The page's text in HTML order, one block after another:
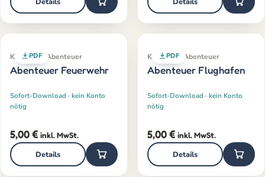
PDF
Klassiker · Abenteuer
Abenteuer Feuerwehr
Sofort-Download · kein Konto
nötig
5,00€ inkl. MwSt.
Details
PDF
Klassiker · Abenteuer
Abenteuer Flughafen
Sofort-Download · kein Konto
nötig
5,00€ inkl. MwSt.
Details